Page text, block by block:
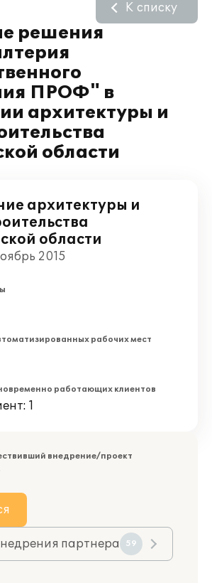
решения
ПРОФ" в
архитектуры и
области
К списку
архитектуры и
области
2015
рабочих мест
работающих клиентов
1
внедрение/проект
партнера 59